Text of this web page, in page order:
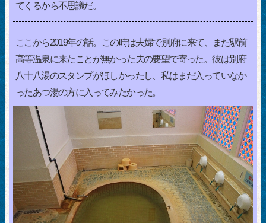
てくるから不思議だ。
ここから2019年の話。この時は夫婦で別府に来て、まだ駅前
高等温泉に来たことが無かった夫の要望で寄った。彼は別府
八十八湯のスタンプがほしかったし、私はまだ入っていなか
ったあつ湯の方に入ってみたかった。